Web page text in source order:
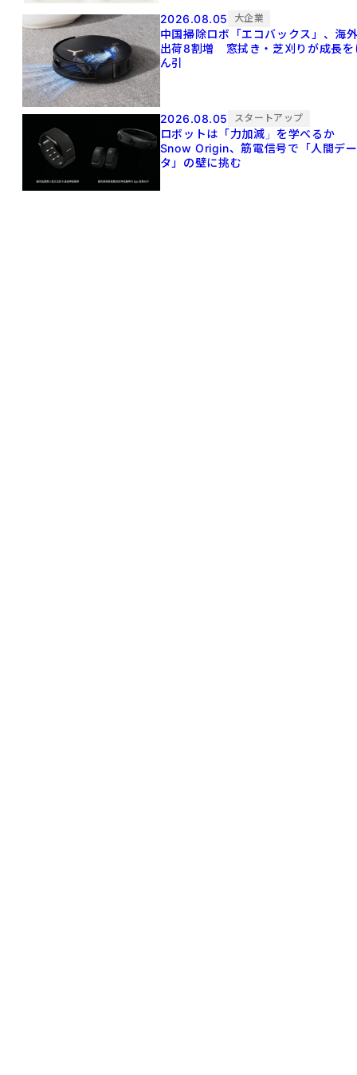
2026.08.05
大企業
中国掃除ロボ「エコバックス」、海
出荷8割増 窓拭き・芝刈りが成長を
ん引
2026.08.05 スタートアップ
ロボットは「力加減」を学べるか
Snow Origin、筋電信号で「人間デー
タ」の壁に挑む